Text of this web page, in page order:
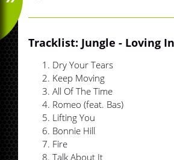
Tracklist: Jungle - Loving
Dry Your Tears
Keep Moving
All Of The Time
Romeo (feat. Bas)
Lifting You
Bonnie Hill
Fire
Talk About It